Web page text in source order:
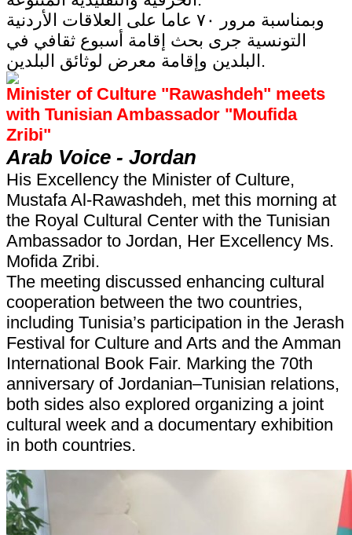
وبمناسبة مرور ٧٠ عاما على العلاقات الأردنية
التونسية جرى بحث إقامة أسبوع ثقافي في
البلدين وإقامة معرض لوثائق البلدين.
Minister of Culture "Rawashdeh" meets
with Tunisian Ambassador "Moufida
Zribi"
Arab Voice - Jordan
His Excellency the Minister of Culture,
Mustafa Al-Rawashdeh, met this morning at
the Royal Cultural Center with the Tunisian
Ambassador to Jordan, Her Excellency Ms.
Mofida Zribi.
The meeting discussed enhancing cultural
cooperation between the two countries,
including Tunisia’s participation in the Jerash
Festival for Culture and Arts and the Amman
International Book Fair. Marking the 70th
anniversary of Jordanian–Tunisian relations,
both sides also explored organizing a joint
cultural week and a documentary exhibition
in both countries.